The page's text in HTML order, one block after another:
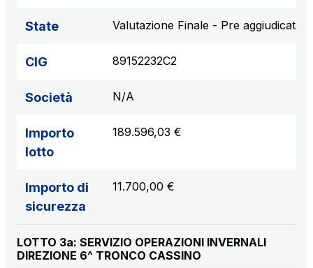
State Valutazione Finale - Pre aggiudicata
CIG 89152232C2
Società N/A
Importo
lotto
189.596,03 €
Importo di
sicurezza
11.700,00 €
LOTTO 3a: SERVIZIO OPERAZIONI INVERNALI
DIREZIONE 6^ TRONCO CASSINO